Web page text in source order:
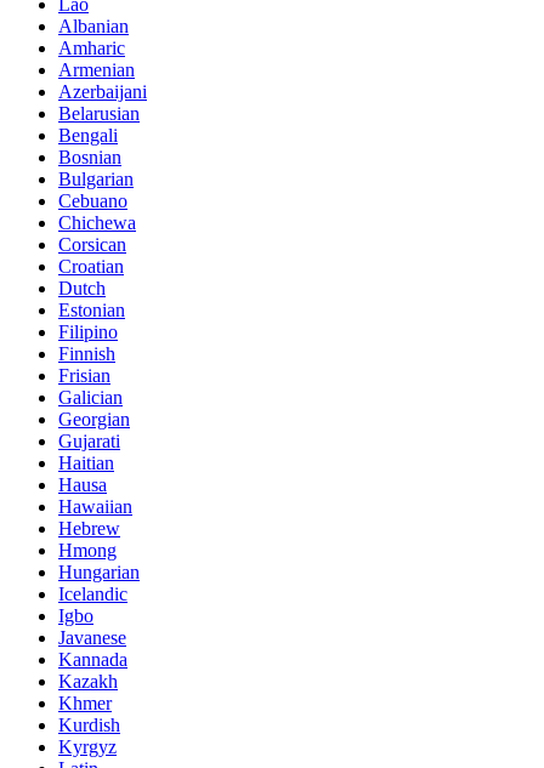
Lao
Albanian
Amharic
Armenian
Azerbaijani
Belarusian
Bengali
Bosnian
Bulgarian
Cebuano
Chichewa
Corsican
Croatian
Dutch
Estonian
Filipino
Finnish
Frisian
Galician
Georgian
Gujarati
Haitian
Hausa
Hawaiian
Hebrew
Hmong
Hungarian
Icelandic
Igbo
Javanese
Kannada
Kazakh
Khmer
Kurdish
Kyrgyz